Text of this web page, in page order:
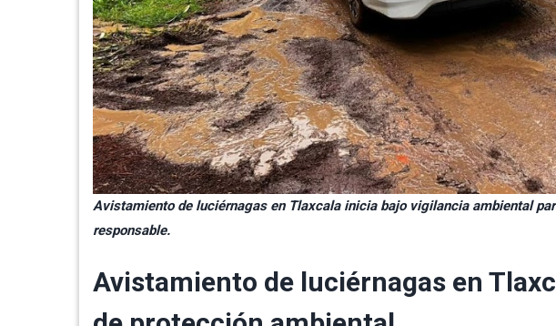
Avistamiento de luciérnagas en Tlaxcala inicia bajo vigilancia ambiental
responsable.
Avistamiento de luciérnagas en